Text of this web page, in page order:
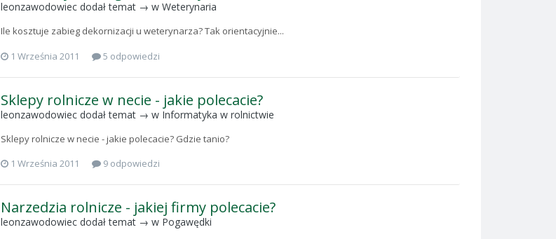
leonzawodowiec dodał temat → w Weterynaria
Ile kosztuje zabieg dekornizacji u weterynarza? Tak orientacyjnie...
1 Września 2011
5 odpowiedzi
Sklepy rolnicze w necie - jakie polecacie?
leonzawodowiec dodał temat → w Informatyka w rolnictwie
Sklepy rolnicze w necie - jakie polecacie? Gdzie tanio?
1 Września 2011
9 odpowiedzi
Narzedzia rolnicze - jakiej firmy polecacie?
leonzawodowiec dodał temat → w Pogawędki